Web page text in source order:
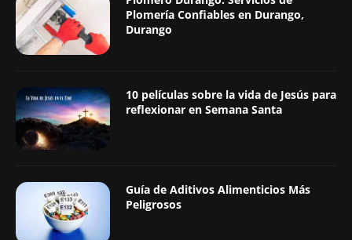
Plomería Confiables en Durango,
Durango
10 películas sobre la vida de Jesús para
reflexionar en Semana Santa
Guía de Aditivos Alimenticios Más
Peligrosos